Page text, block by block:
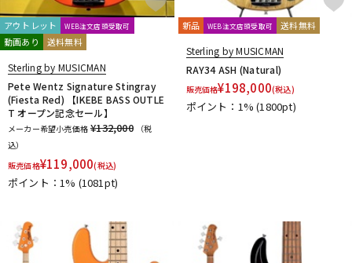
アウトレット WEB注文店頭受取可
動画あり 送料無料
Sterling by MUSICMAN
Pete Wentz Signature Stingray
(Fiesta Red) 【IKEBE BASS OUTLE
T オープン記念セール】
メーカー希望小売価格 ¥132,000
（税
込）
販売価格¥119,000(税込)
ポイント：1% (1081pt)
新品 WEB注文店頭受取可 送料無料
Sterling by MUSICMAN
RAY34 ASH (Natural)
販売価格¥198,000(税込)
ポイント：1%(1800pt)